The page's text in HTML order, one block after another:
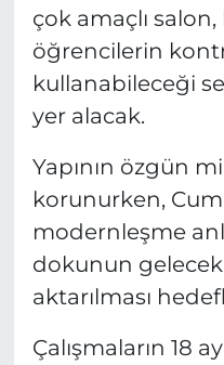
çok amaçlı
öğrencilerin
kullanabileceği
yer alacak.
Yapının özgün
korunurken,
modernleşme
dokunun
aktarılması
Çalışmaların 18